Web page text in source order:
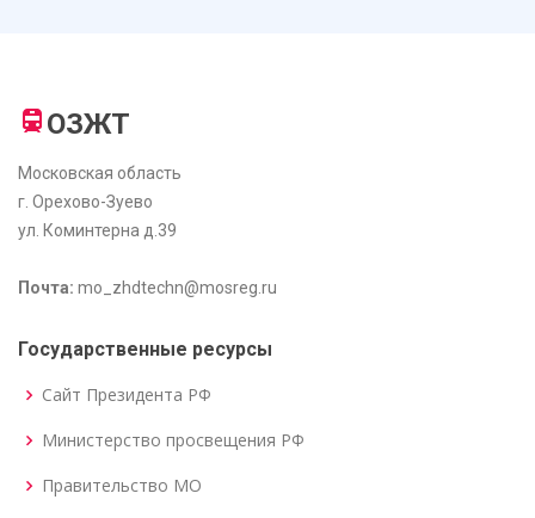
ОЗЖТ
Московская область
г. Орехово-Зуево
ул. Коминтерна д.39
Почта: mo_zhdtechn@mosreg.ru
Государственные ресурсы
Сайт Президента РФ
Министерство просвещения РФ
Правительство МО